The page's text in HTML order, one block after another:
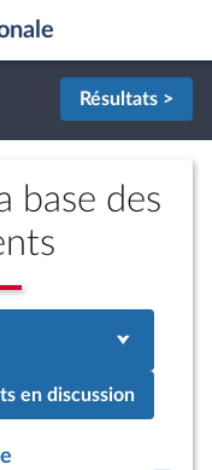
Résultats >
base des
en discussion